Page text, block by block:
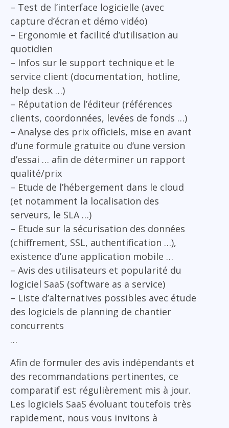
– Test de l’interface logicielle (avec
capture d’écran et démo vidéo)
– Ergonomie et facilité d’utilisation au
quotidien
– Infos sur le support technique et le
service client (documentation, hotline,
help desk …)
– Réputation de l’éditeur (références
clients, coordonnées, levées de fonds …)
– Analyse des prix officiels, mise en avant
d’une formule gratuite ou d’une version
d’essai … afin de déterminer un rapport
qualité/prix
– Etude de l’hébergement dans le cloud
(et notamment la localisation des
serveurs, le SLA …)
– Etude sur la sécurisation des données
(chiffrement, SSL, authentification …),
existence d’une application mobile …
– Avis des utilisateurs et popularité du
logiciel SaaS (software as a service)
– Liste d’alternatives possibles avec étude
des logiciels de planning de chantier
concurrents
…
Afin de formuler des avis indépendants et
des recommandations pertinentes, ce
comparatif est régulièrement mis à jour.
Les logiciels SaaS évoluant toutefois très
rapidement, nous vous invitons à